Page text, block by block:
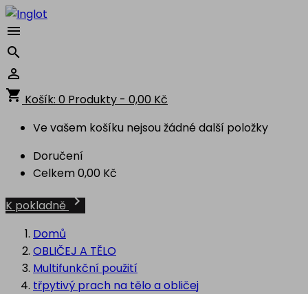



shopping_cart Košík: 0 Produkty - 0,00 Kč
Ve vašem košíku nejsou žádné další položky
Doručení
Celkem0,00 Kč
K pokladně
Domů
OBLIČEJ A TĚLO
Multifunkční použití
třpytivý prach na tělo a obličej